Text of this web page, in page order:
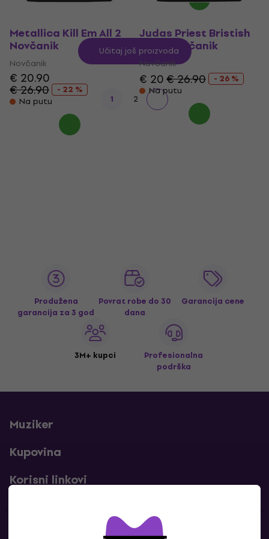
Metallica Kill Em All 2
Novčanik
Novčanik
€ 20.90
€ 26.90
- 22 %
Na putu
Judas Priest Bristish
Steel Novčanik
Novčanik
€ 20€ 26.90
- 26 %
Na putu
Učitaj još proizvoda
1 2
Produžena
garancija za 3 god
Povrat robe do 30
dana
Garancija cene
3M+ kupci
Profesionalna
podrška
Muziker
Kupovina
Korisni linkovi